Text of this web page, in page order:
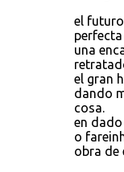
el
una
el gran
dando
cosa.
en
o
obra de